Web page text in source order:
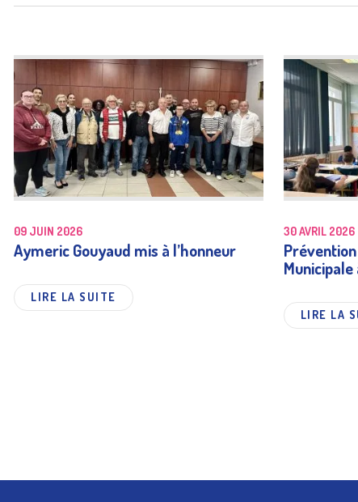
09 JUIN 2026
Aymeric Gouyaud mis à l’honneur
LIRE LA SUITE
30 AVRIL 2026
LIRE LA